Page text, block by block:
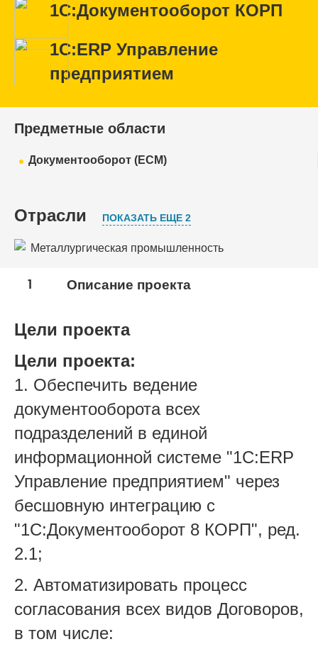
1С:Документооборот КОРП
1С:ERP Управление
предприятием
Предметные области
Документооборот (ECM)
Отрасли ПОКАЗАТЬ ЕЩЕ 2
Металлургическая промышленность
Профессиональные услуги
1 Описание проекта
Цели проекта
Цели проекта:
1. Обеспечить ведение
документооборота всех
подразделений в единой
информационной системе "1С:ERP
Управление предприятием" через
бесшовную интеграцию с
"1С:Документооборот 8 КОРП", ред.
2.1;
2. Автоматизировать процесс
согласования всех видов Договоров,
в том числе: